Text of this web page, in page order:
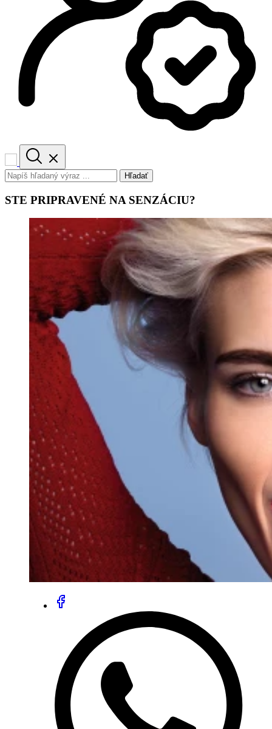
Hľadať
STE PRIPRAVENÉ NA SENZÁCIU?